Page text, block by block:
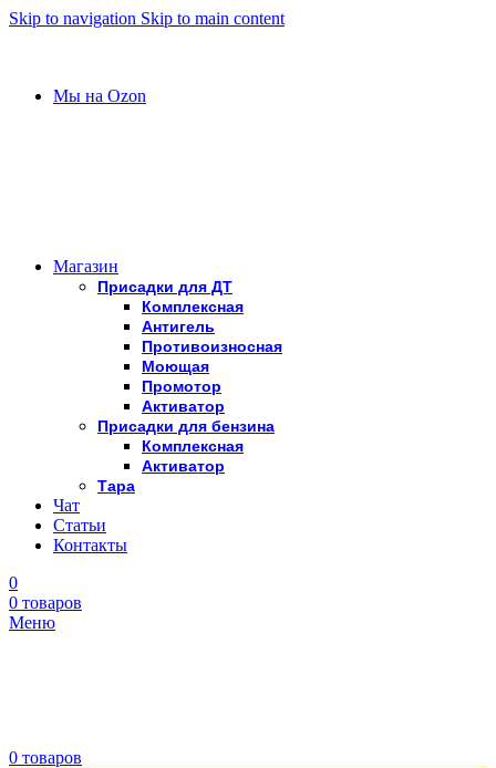
Skip to navigation Skip to main content
Мы на Ozon
Магазин
Присадки для ДТ
Комплексная
Антигель
Противоизносная
Моющая
Промотор
Активатор
Присадки для бензина
Комплексная
Активатор
Тара
Чат
Статьи
Контакты
0
0 товаров
Меню
0 товаров